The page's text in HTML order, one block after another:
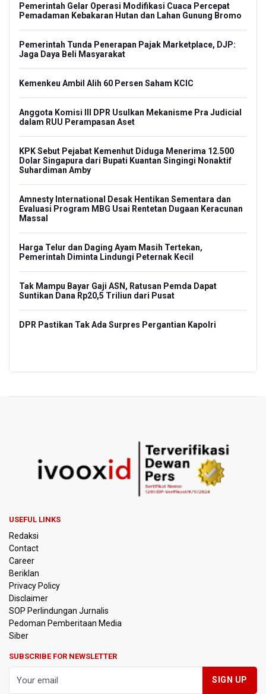
Pemerintah Gelar Operasi Modifikasi Cuaca Percepat
Pemadaman Kebakaran Hutan dan Lahan Gunung Bromo
Pemerintah Tunda Penerapan Pajak Marketplace, DJP:
Jaga Daya Beli Masyarakat
Kemenkeu Ambil Alih 60 Persen Saham KCIC
Anggota Komisi III DPR Usulkan Mekanisme Pra Judicial
dalam RUU Perampasan Aset
KPK Sebut Pejabat Kemenhut Diduga Menerima 12.500
Dolar Singapura dari Bupati Kuantan Singingi Nonaktif
Suhardiman Amby
Amnesty International Desak Hentikan Sementara dan
Evaluasi Program MBG Usai Rentetan Dugaan Keracunan
Massal
Harga Telur dan Daging Ayam Masih Tertekan,
Pemerintah Diminta Lindungi Peternak Kecil
Tak Mampu Bayar Gaji ASN, Ratusan Pemda Dapat
Suntikan Dana Rp20,5 Triliun dari Pusat
DPR Pastikan Tak Ada Surpres Pergantian Kapolri
USEFUL LINKS
Redaksi
Contact
Career
Beriklan
Privacy Policy
Disclaimer
SOP Perlindungan Jurnalis
Pedoman Pemberitaan Media
Siber
SUBSCRIBE FOR NEWSLETTER